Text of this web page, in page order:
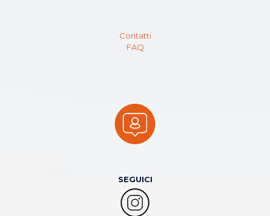
Contatti
FAQ
SEGUICI